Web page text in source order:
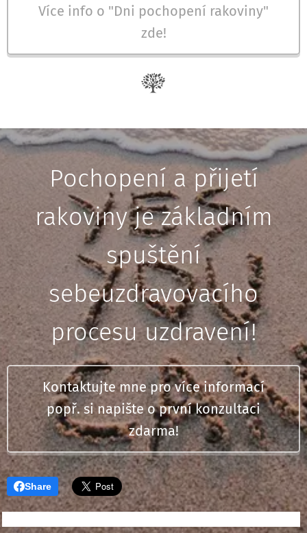
Více info o "Dni pochopení rakoviny"
zde!
Pochopení a přijetí
rakoviny je základním
spuštění
sebeuzdravovacího
procesu uzdravení!
Kontaktujte mne pro více informací
popř. si napište o první konzultaci
zdarma!
Share